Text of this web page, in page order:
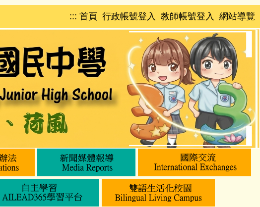
::: 首頁 行政帳號登入 教師帳號登入 網站導覽